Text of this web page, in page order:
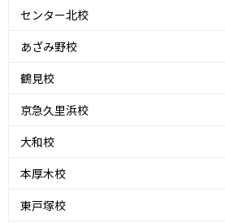
センター北校
あざみ野校
鶴見校
京急久里浜校
大和校
本厚木校
東戸塚校